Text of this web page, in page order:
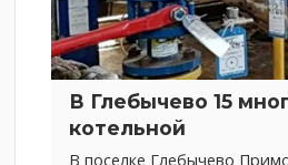
В Глебычево 15
котельной
В поселке Глебычево